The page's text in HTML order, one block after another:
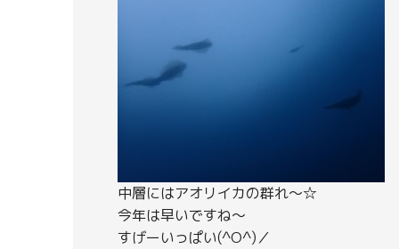
中層にはアオリイカの群れ～☆
今年は早いですね～
すげーいっぱい(^O^)／